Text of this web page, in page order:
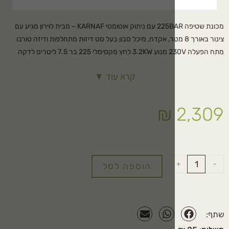
מכונת שטיפה 225BAR עם ניתוק אוטומטי KARNAF – מבית לוירון מגיע עם
באורך 8 מטר, אקדח, מיכל סבון בעל סט דיזות מתחלפות ודיזה טורבו
מתח הפעלה 230V מנוע 3.2KW לחץ מקסימלי 225 בר 7.5 ליטרים לדקה
₪
הוספה לסל